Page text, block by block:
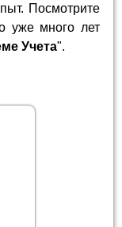
Посмотрите
уже много лет
Учета".